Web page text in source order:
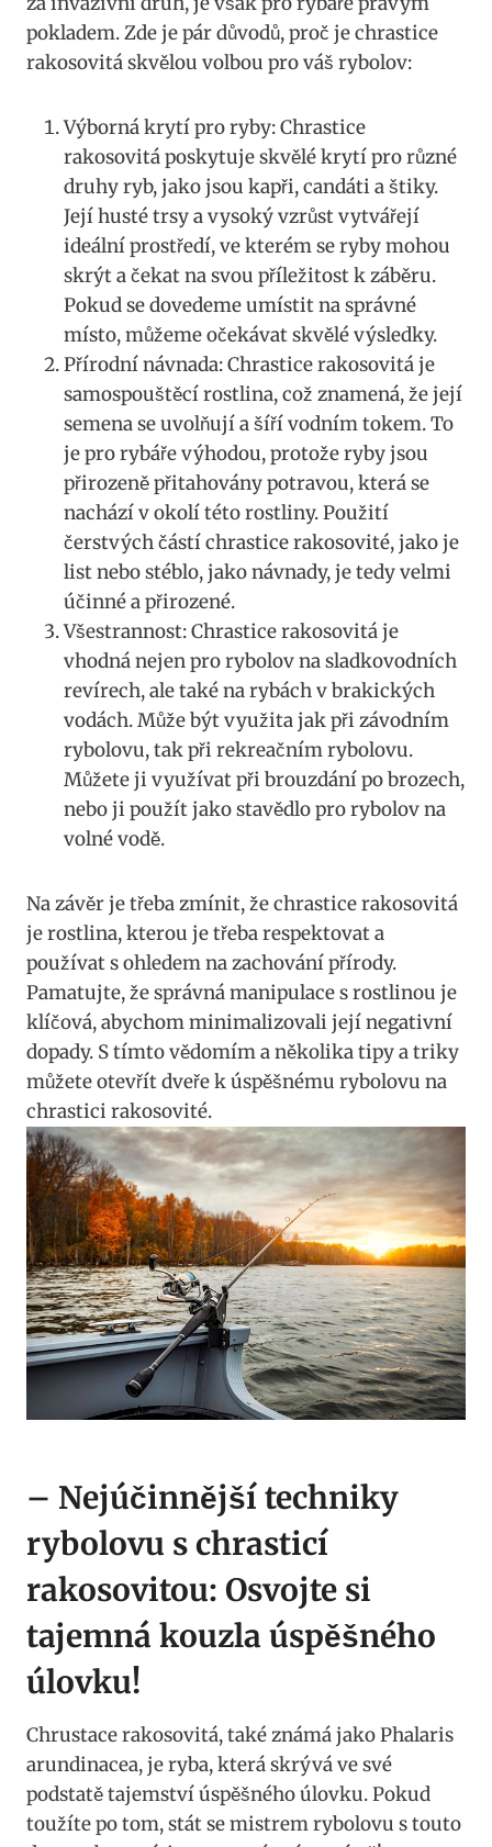
pokladem. Zde je pár důvodů, proč je ⁤chrastice
⁢rakosovitá skvělou volbou pro váš‍ rybolov:
Výborná krytí pro ryby: Chrastice
rakosovitá poskytuje skvělé krytí pro různé
druhy ryb, jako jsou kapři, candáti a štiky.
Její husté trsy a vysoký vzrůst vytvářejí
ideální prostředí, ve kterém se ryby mohou
skrýt a čekat na svou příležitost k záběru.
Pokud se dovedeme umístit na správné
místo, můžeme očekávat skvělé výsledky.
Přírodní návnada:⁢ Chrastice rakosovitá je
samospouštěcí ​rostlina,​ což znamená, že její
semena se uvolňují a šíří vodním⁤ tokem. To
je pro rybáře výhodou, protože ryby‌ jsou
přirozeně ⁤přitahovány potravou, která ⁢se
nachází v okolí této rostliny. Použití
‍čerstvých částí chrastice rakosovité, jako je
list nebo ‍stéblo, jako návnady,⁢ je‌ tedy velmi
účinné a přirozené.
Všestrannost: Chrastice rakosovitá je
vhodná nejen pro rybolov na sladkovodních
revírech, ale také na rybách v brakických
⁢vodách. Může být ⁤využita⁢ jak při závodním ​
rybolovu, tak při rekreačním rybolovu.
Můžete ji využívat při ‌brouzdání po brozech,
nebo ji​ použít jako stavědlo pro ⁤rybolov na
volné ​vodě.
Na závěr je třeba ⁢zmínit, že⁤ chrastice rakosovitá
je rostlina, ⁣kterou je třeba⁤ respektovat a
používat s ohledem na zachování přírody.
Pamatujte, že správná⁢ manipulace​ s rostlinou je
klíčová, abychom minimalizovali její negativní ​
dopady. S tímto​ vědomím a několika tipy a triky
můžete otevřít dveře k úspěšnému rybolovu na
chrastici rakosovité.
– Nejúčinnější techniky
rybolovu⁣ s chrasticí
⁢rakosovitou: Osvojte si⁢
tajemná kouzla ⁣úspěšného
úlovku!
Chrustace rakosovitá,‍ také známá jako ‍Phalaris
arundinacea, je ryba,⁢ která skrývá ve své
podstatě tajemství​ úspěšného úlovku. Pokud⁣
toužíte po tom, stát se mistrem rybolovu ⁢s touto